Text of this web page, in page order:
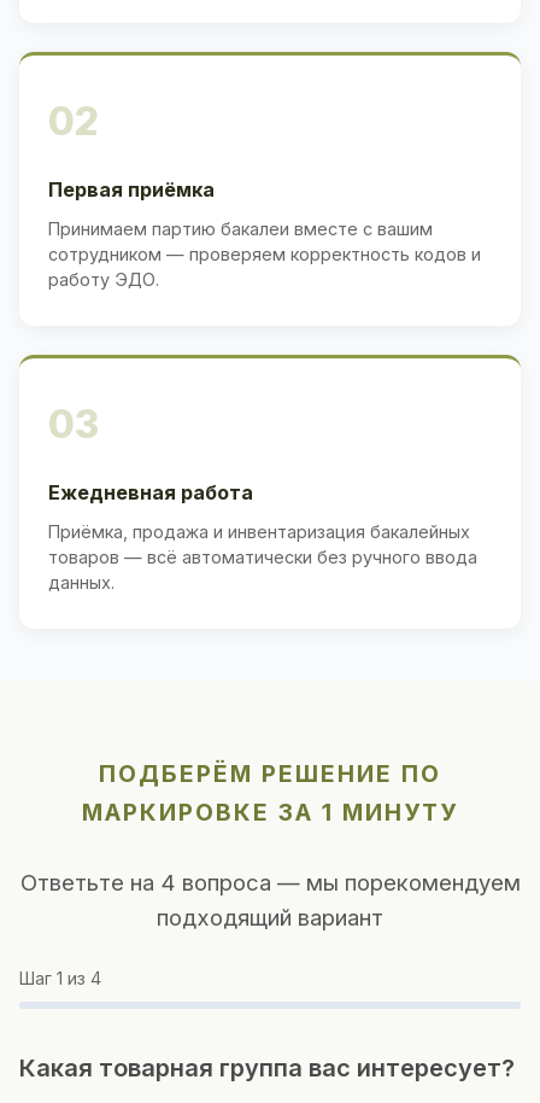
02
Первая приёмка
Принимаем партию бакалеи вместе с вашим
сотрудником — проверяем корректность кодов и
работу ЭДО.
03
Ежедневная работа
Приёмка, продажа и инвентаризация бакалейных
товаров — всё автоматически без ручного ввода
данных.
ПОДБЕРЁМ РЕШЕНИЕ ПО
МАРКИРОВКЕ ЗА 1 МИНУТУ
Ответьте на 4 вопроса — мы порекомендуем
подходящий вариант
Шаг 1 из 4
Какая товарная группа вас интересует?